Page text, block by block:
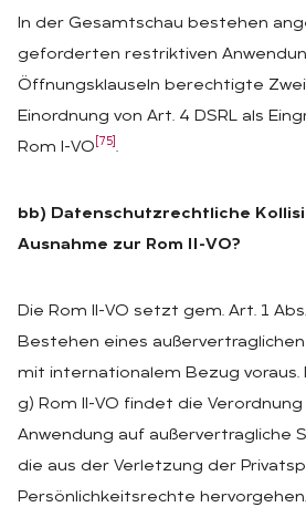
In der Gesamtschau bestehen
geforderten restriktiven
Öffnungsklauseln berechtigte
Einordnung von Art. 4 DSRL als
Rom I-VO [75] .
bb) Datenschutzrechtliche
Ausnahme zur Rom II-VO?
Die Rom II-VO setzt gem. Art. 1
Bestehen eines
mit internationalem Bezug voraus.
g) Rom II-VO findet die
Anwendung auf außervertragliche
die aus der Verletzung der
Persönlichkeitsrechte